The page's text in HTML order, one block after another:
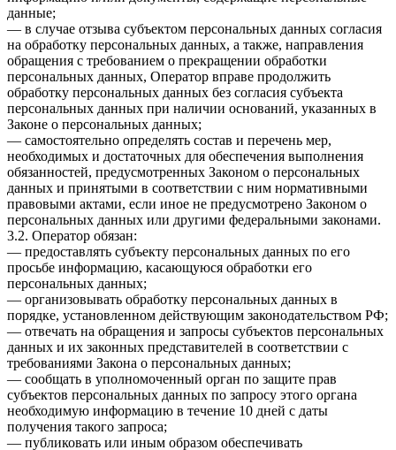
данные;
— в случае отзыва субъектом персональных данных согласия
на обработку персональных данных, а также, направления
обращения с требованием о прекращении обработки
персональных данных, Оператор вправе продолжить
обработку персональных данных без согласия субъекта
персональных данных при наличии оснований, указанных в
Законе о персональных данных;
— самостоятельно определять состав и перечень мер,
необходимых и достаточных для обеспечения выполнения
обязанностей, предусмотренных Законом о персональных
данных и принятыми в соответствии с ним нормативными
правовыми актами, если иное не предусмотрено Законом о
персональных данных или другими федеральными законами.
3.2. Оператор обязан:
— предоставлять субъекту персональных данных по его
просьбе информацию, касающуюся обработки его
персональных данных;
— организовывать обработку персональных данных в
порядке, установленном действующим законодательством РФ;
— отвечать на обращения и запросы субъектов персональных
данных и их законных представителей в соответствии с
требованиями Закона о персональных данных;
— сообщать в уполномоченный орган по защите прав
субъектов персональных данных по запросу этого органа
необходимую информацию в течение 10 дней с даты
получения такого запроса;
— публиковать или иным образом обеспечивать